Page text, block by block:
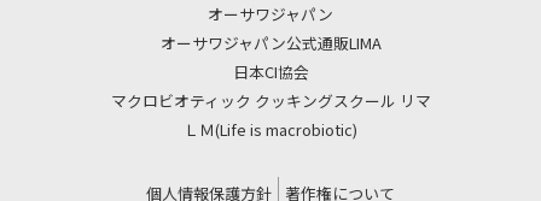
オーサワジャパン
オーサワジャパン公式通販LIMA
日本CI協会
マクロビオティック クッキングスクール リマ
ＬＭ(Life is macrobiotic)
個人情報保護方針 著作権について